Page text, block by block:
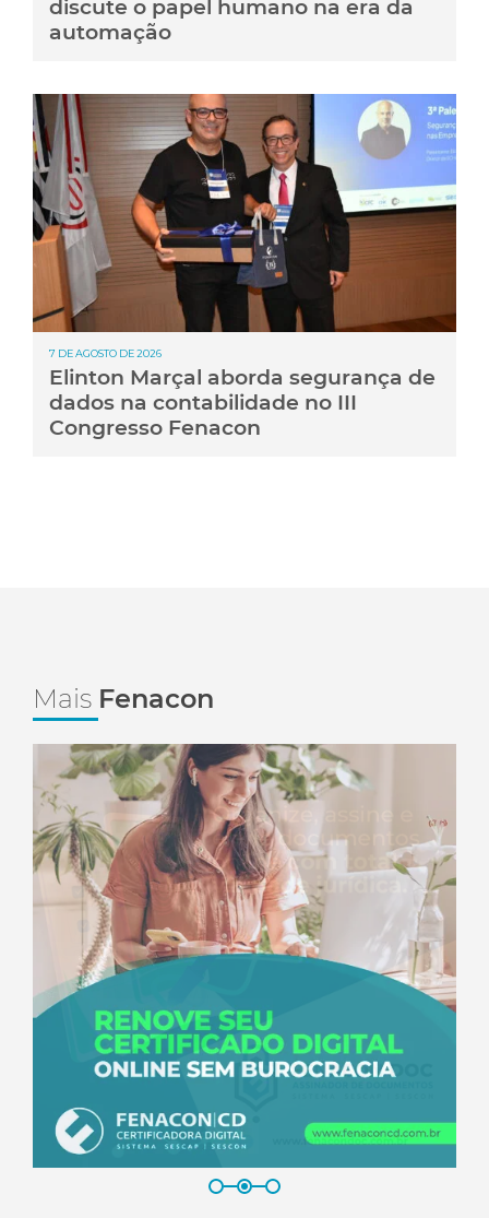
discute o papel humano na era da
automação
7 DE AGOSTO DE 2026
Elinton Marçal aborda segurança de
dados na contabilidade no III
Congresso Fenacon
Mais Fenacon